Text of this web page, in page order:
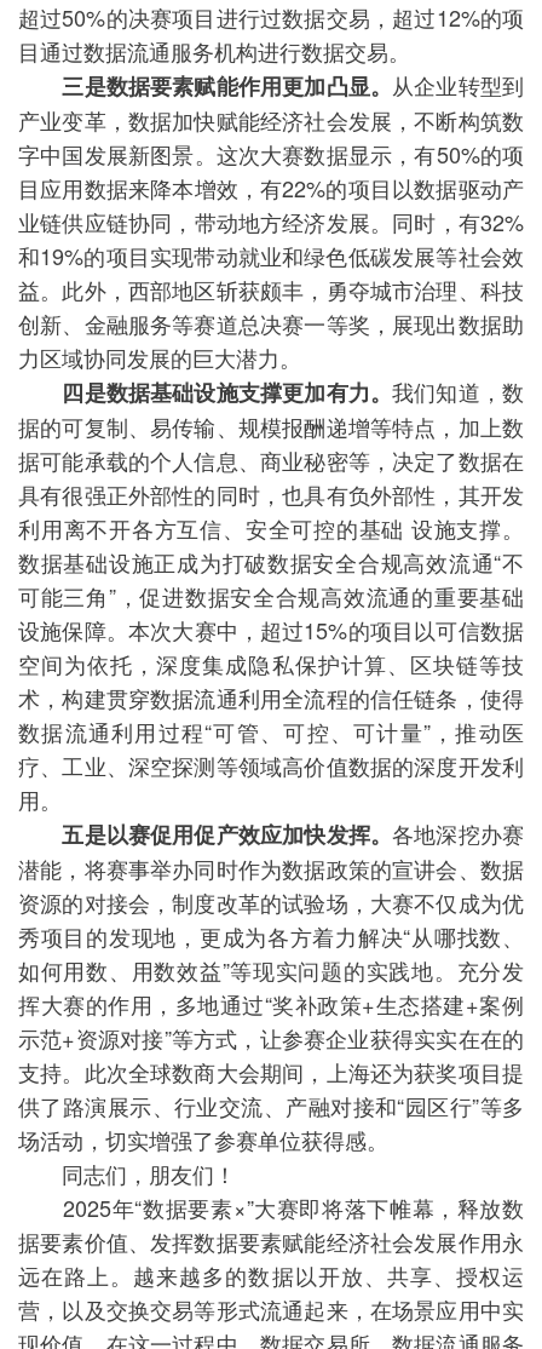
超过50%的决赛项目进行过数据交易，超过12%的项
目通过数据流通服务机构进行数据交易。
三是数据要素赋能作用更加凸显。 从企业转型到
产业变革，数据加快赋能经济社会发展，不断构筑数
字中国发展新图景。这次大赛数据显示，有50%的项
目应用数据来降本增效，有22%的项目以数据驱动产
业链供应链协同，带动地方经济发展。同时，有32%
和19%的项目实现带动就业和绿色低碳发展等社会效
益。此外，西部地区斩获颇丰，勇夺城市治理、科技
创新、金融服务等赛道总决赛一等奖，展现出数据助
力区域协同发展的巨大潜力。
四是数据基础设施支撑更加有力。我们知道，数
据的可复制、易传输、规模报酬递增等特点，加上数
据可能承载的个人信息、商业秘密等，决定了数据在
具有很强正外部性的同时，也具有负外部性，其开发
利用离不开各方互信、安全可控的基础 设施支撑。
数据基础设施正成为打破数据安全合规高效流通“不
可能三角”，促进数据安全合规高效流通的重要基础
设施保障。本次大赛中，超过15%的项目以可信数据
空间为依托，深度集成隐私保护计算、区块链等技
术，构建贯穿数据流通利用全流程的信任链条，使得
数据流通利用过程“可管、可控、可计量”，推动医
疗、工业、深空探测等领域高价值数据的深度开发利
用。
五是以赛促用促产效应加快发挥。各地深挖办赛
潜能，将赛事举办同时作为数据政策的宣讲会、数据
资源的对接会，制度改革的试验场，大赛不仅成为优
秀项目的发现地，更成为各方着力解决“从哪找数、
如何用数、用数效益”等现实问题的实践地。充分发
挥大赛的作用，多地通过“奖补政策+生态搭建+案例
示范+资源对接”等方式，让参赛企业获得实实在在的
支持。此次全球数商大会期间，上海还为获奖项目提
供了路演展示、行业交流、产融对接和“园区行”等多
场活动，切实增强了参赛单位获得感。
同志们，朋友们！
2025年“数据要素×”大赛即将落下帷幕，释放数
据要素价值、发挥数据要素赋能经济社会发展作用永
远在路上。越来越多的数据以开放、共享、授权运
营，以及交换交易等形式流通起来，在场景应用中实